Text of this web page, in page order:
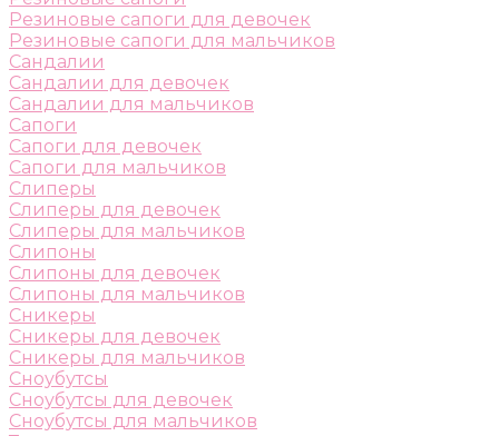
Резиновые сапоги для девочек
Резиновые сапоги для мальчиков
Сандалии
Сандалии для девочек
Сандалии для мальчиков
Сапоги
Сапоги для девочек
Сапоги для мальчиков
Слиперы
Слиперы для девочек
Слиперы для мальчиков
Слипоны
Слипоны для девочек
Слипоны для мальчиков
Сникеры
Сникеры для девочек
Сникеры для мальчиков
Сноубутсы
Сноубутсы для девочек
Сноубутсы для мальчиков